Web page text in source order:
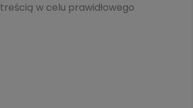
w celu prawidłowego